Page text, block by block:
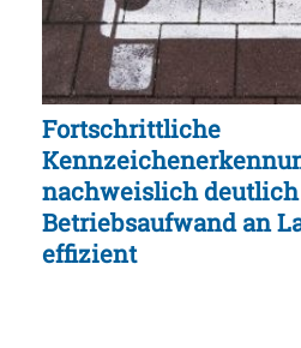
Fortschrittliche
nachweislich deutlich
Betriebsaufwand an
effizient